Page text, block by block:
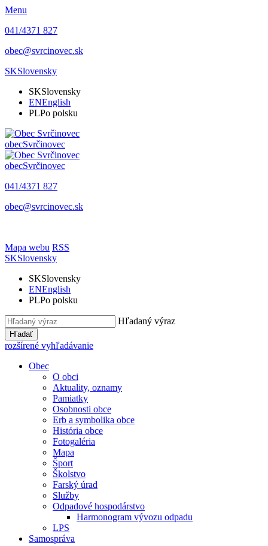
Menu
041/4371 827
obec@svrcinovec.sk
SKSlovensky
SKSlovensky
ENEnglish
PLPo polsku
obecSvrčinovec
obecSvrčinovec
041/4371 827
obec@svrcinovec.sk
Mapa webu RSS
SKSlovensky
SKSlovensky
ENEnglish
PLPo polsku
Hľadaný výraz
Hľadať
rozšírené vyhľadávanie
Obec
O obci
Aktuality, oznamy
Pamiatky
Osobnosti obce
Erb a symbolika obce
História obce
Fotogaléria
Mapa
Šport
Školstvo
Farský úrad
Služby
Odpadové hospodárstvo
Harmonogram vývozu odpadu
LPS
Samospráva